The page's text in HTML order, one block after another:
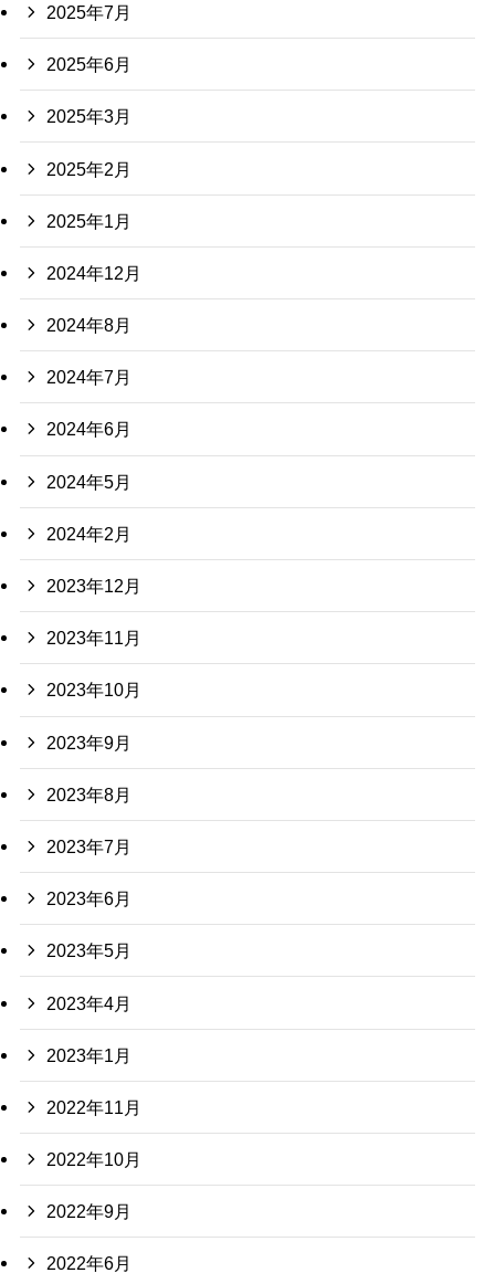
2025年7月
2025年6月
2025年3月
2025年2月
2025年1月
2024年12月
2024年8月
2024年7月
2024年6月
2024年5月
2024年2月
2023年12月
2023年11月
2023年10月
2023年9月
2023年8月
2023年7月
2023年6月
2023年5月
2023年4月
2023年1月
2022年11月
2022年10月
2022年9月
2022年6月